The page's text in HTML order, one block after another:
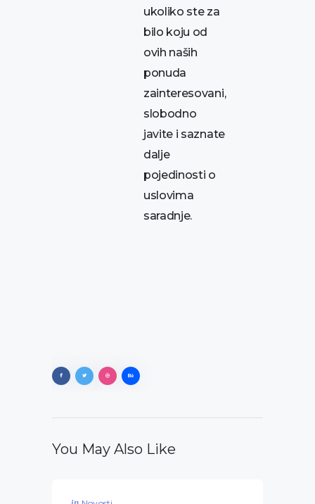
ukoliko ste za
bilo koju od
ovih naših
ponuda
zainteresovani,
slobodno
javite i saznate
dalje
pojedinosti o
uslovima
saradnje.
You May Also Like